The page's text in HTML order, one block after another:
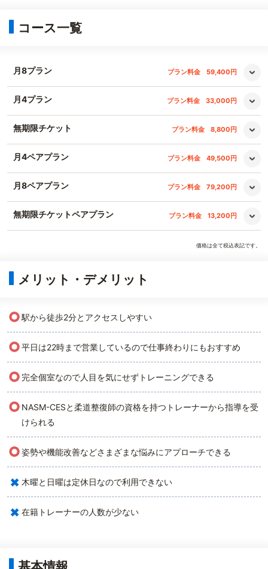
コース一覧
月8プラン プラン料金 59,400円
月4プラン プラン料金 33,000円
無期限チケット プラン料金 8,800円
月4ペアプラン プラン料金 49,500円
月8ペアプラン プラン料金 79,200円
無期限チケットペアプラン プラン料金 13,200円
価格は全て税込表記です。
メリット・デメリット
○駅から徒歩2分とアクセスしやすい
○平日は22時まで営業しているので仕事終わりにもおすすめ
○ 完全個室なので人目を気にせずトレーニングできる
○ NASM-CESと柔道整復師の資格を持つトレーナーから指導を受
けられる
○姿勢や機能改善などさまざまな悩みにアプローチできる
× 木曜と日曜は定休日なので利用できない
× 在籍トレーナーの人数が少ない